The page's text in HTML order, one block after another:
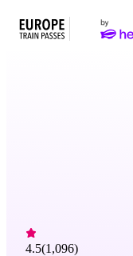
4.5(1,096)